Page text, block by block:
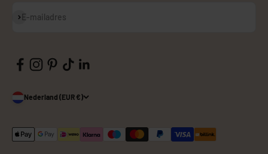
E-mailadres
Abonneren
Nederland (EUR €)